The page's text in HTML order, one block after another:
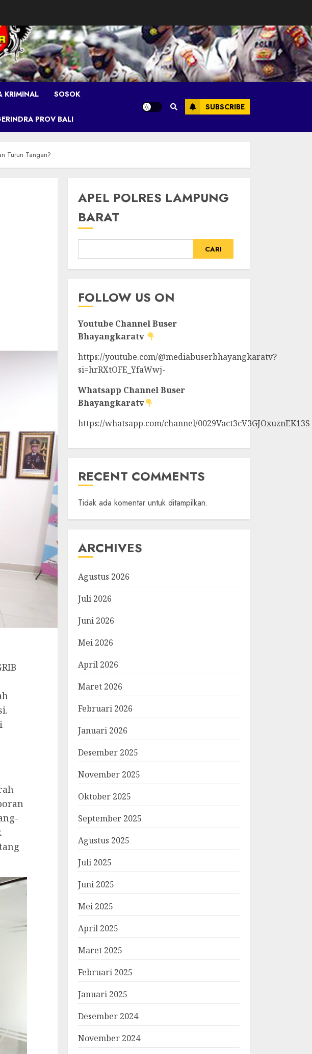
KRIMINAL SOSOK
PROV BALI
SUBSCRIBE
Turun Tangan?
APEL POLRES LAMPUNG
BARAT
CARI
FOLLOW US ON
Youtube ChannelBuser
Bhayangkaratv
https://youtube.com/@mediabuserbhayangkaratv?
si=hrRXtOFE_YfaWwj-
Whatsapp ChannelBuser
Bhayangkaratv
https://whatsapp.com/channel/0029Vact3cV3GJOxuznEK13S
RECENT COMMENTS
Tidak ada komentar untuk ditampilkan.
ARCHIVES
Agustus 2026
Juli 2026
Juni 2026
Mei 2026
April 2026
Maret 2026
Februari 2026
Januari 2026
Desember 2025
November 2025
Oktober 2025
September 2025
Agustus 2025
Juli 2025
Juni 2025
Mei 2025
April 2025
Maret 2025
Februari 2025
Januari 2025
Desember 2024
November 2024